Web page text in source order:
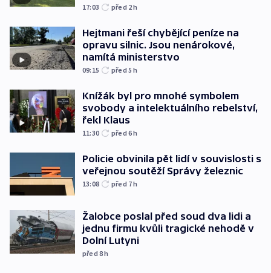
17:03 před 2h
Hejtmani řeší chybějící peníze na
opravu silnic. Jsou nenárokové,
namítá ministerstvo
09:15 před 5h
Knížák byl pro mnohé symbolem
svobody a intelektuálního rebelství,
řekl Klaus
11:30 před 6h
Policie obvinila pět lidí v souvislosti s
veřejnou soutěží Správy železnic
13:08 před 7h
Žalobce poslal před soud dva lidi a
jednu firmu kvůli tragické nehodě v
Dolní Lutyni
před 8h